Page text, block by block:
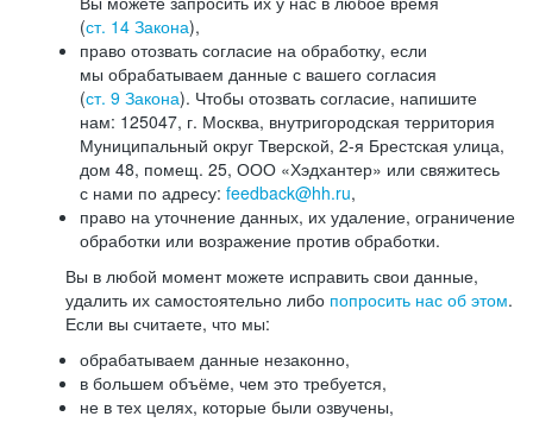
(ст. 14 Закона),
право отозвать согласие на обработку, если
мы обрабатываем данные с вашего согласия
(ст. 9 Закона). Чтобы отозвать согласие, напишите
нам: 125047, г. Москва, внутригородская территория
Муниципальный округ Тверской, 2-я Брестская улица,
дом 48, помещ. 25, ООО «Хэдхантер» или свяжитесь
с нами по адресу: feedback@hh.ru,
право на уточнение данных, их удаление, ограничение
обработки или возражение против обработки.
Вы в любой момент можете исправить свои данные,
удалить их самостоятельно либо попросить нас об этом.
Если вы считаете, что мы:
обрабатываем данные незаконно,
в большем объёме, чем это требуется,
не в тех целях, которые были озвучены,